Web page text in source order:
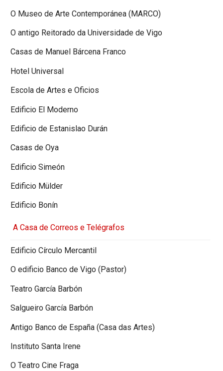
O Museo de Arte Contemporánea (MARCO)
O antigo Reitorado da Universidade de Vigo
Casas de Manuel Bárcena Franco
Hotel Universal
Escola de Artes e Oficios
Edificio El Moderno
Edificio de Estanislao Durán
Casas de Oya
Edificio Simeón
Edificio Mülder
Edificio Bonín
A Casa de Correos e Telégrafos
Edificio Círculo Mercantil
O edificio Banco de Vigo (Pastor)
Teatro García Barbón
Salgueiro García Barbón
Antigo Banco de España (Casa das Artes)
Instituto Santa Irene
O Teatro Cine Fraga